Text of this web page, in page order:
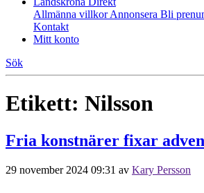
Allmänna villkorAnnonsera Bli
Kontakt
Mitt konto
Sök
Etikett: Nilsson
Fria konstnärer fixar
29 november 2024 09:31 av Kary Persson